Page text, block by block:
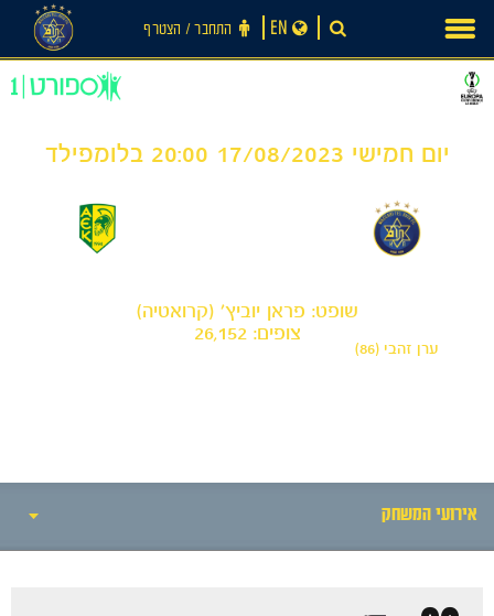
חדשות
content
התחבר ‪/‬ הצטרף EN
יום חמישי 17/08/2023 20:00 בלומפילד
ערן זהבי (86)
שופט: פראן יוביץ' (קרואטיה)
צופים: 26,152
אירועי המשחק